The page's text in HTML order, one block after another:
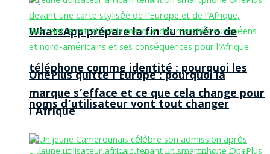
WhatsApp prépare la fin du numéro de
téléphone comme identité : pourquoi les
noms d’utilisateur vont tout changer
OnePlus quitte l’Europe : pourquoi la
marque s’efface et ce que cela change pour
l’Afrique